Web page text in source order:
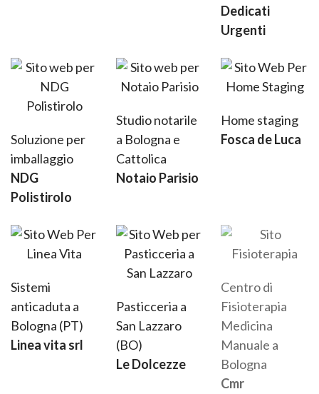
Dedicati
Urgenti
Soluzione per
imballaggio
NDG
Polistirolo
Studio notarile
a Bologna e
Cattolica
Notaio Parisio
Home staging
Fosca de Luca
Sistemi
anticaduta a
Bologna (PT)
Linea vita srl
Pasticceria a
San Lazzaro
(BO)
Le Dolcezze
Centro di
Fisioterapia
Medicina
Manuale a
Bologna
Cmr